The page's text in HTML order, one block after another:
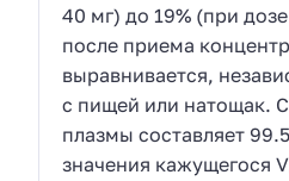
40 мг) до 19% (при
после приема
выравнивается,
с пищей или натощак.
плазмы составляет
значения кажущегося V